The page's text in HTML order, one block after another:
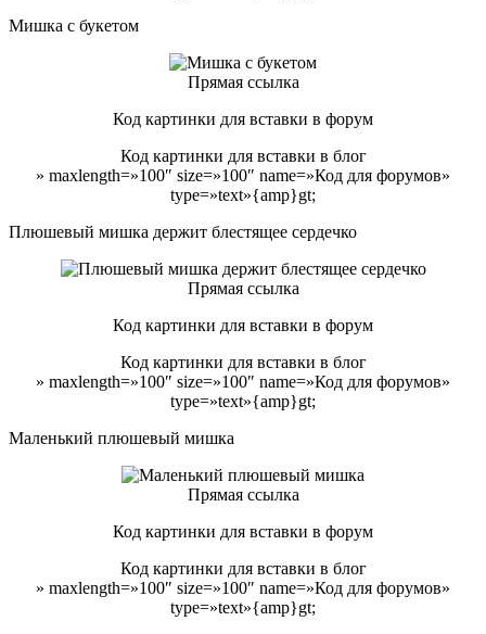
Мишка с букетом
Прямая ссылка
Код картинки для вставки в форум
Код картинки для вставки в блог
» maxlength=»100″ size=»100″ name=»Код для форумов»
type=»text»{amp}gt;
Плюшевый мишка держит блестящее сердечко
Прямая ссылка
Код картинки для вставки в форум
Код картинки для вставки в блог
» maxlength=»100″ size=»100″ name=»Код для форумов»
type=»text»{amp}gt;
Маленький плюшевый мишка
Прямая ссылка
Код картинки для вставки в форум
Код картинки для вставки в блог
» maxlength=»100″ size=»100″ name=»Код для форумов»
type=»text»{amp}gt;